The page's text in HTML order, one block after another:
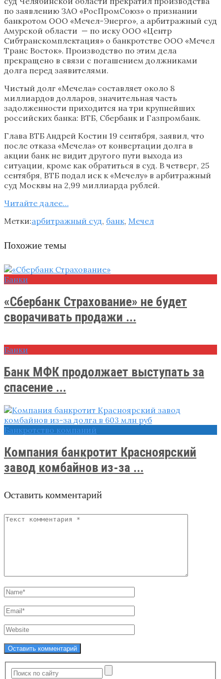
по заявлению ЗАО «РосПромСоюз» о признании
банкротом ООО «Мечел-Энерго», а арбитражный суд
Амурской области — по иску ООО «Центр
Сибтранскомплектация» о банкротстве ООО «Мечел
Транс Восток». Производство по этим дела
прекращено в связи с погашением должниками
долга перед заявителями.
Чистый долг «Мечела» составляет около 8
миллиардов долларов, значительная часть
задолженности приходится на три крупнейших
российских банка: ВТБ, Сбербанк и Газпромбанк.
Глава ВТБ Андрей Костин 19 сентября, заявил, что
после отказа «Мечела» от конвертации долга в
акции банк не видит другого пути выхода из
ситуации, кроме как обратиться в суд.‎ В четверг, 25
сентября, ВТБ подал иск к «Мечелу» в арбитражный
суд Москвы на 2,99 миллиарда рублей.
Читайте далee…
Метки:арбитражный суд, банк, Мечел
Похожие темы
Банки
«Сбербанк Страхование» не будет
сворачивать продажи ...
Банки
Банк МФК продолжает выступать за
спасение ...
Банкротство компаний
Компания банкротит Красноярский
завод комбайнов из-за ...
Оставить комментарий